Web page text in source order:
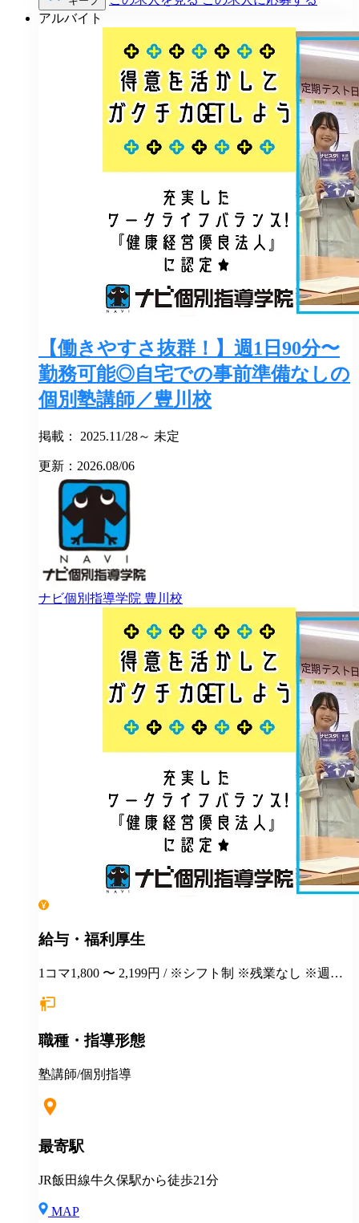
アルバイト
【働きやすさ抜群！】週1日90分〜
勤務可能◎自宅での事前準備なしの
個別塾講師／豊川校
掲載： 2025.11/28～ 未定
更新：2026.08/06
ナビ個別指導学院 豊川校
給与・福利厚生
1コマ1,800 〜 2,199円 / ※シフト制 ※残業なし ※週１
等にも別途お支払いします(規定あり) ＊有給休暇あり
度あり⇒グループ会社の割引制度が使えます！ ＊産
あり(社会人講師で月87時間以上の勤務がある方が対
職種・指導形態
塾講師/個別指導
最寄駅
JR飯田線牛久保駅から徒歩21分
MAP